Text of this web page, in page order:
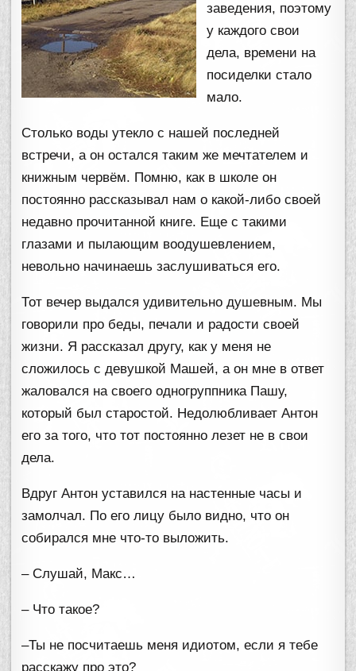
заведения, поэтому
у каждого свои
дела, времени на
посиделки стало
мало.
Столько воды утекло с нашей последней
встречи, а он остался таким же мечтателем и
книжным червём. Помню, как в школе он
постоянно рассказывал нам о какой-либо своей
недавно прочитанной книге. Еще с такими
глазами и пылающим воодушевлением,
невольно начинаешь заслушиваться его.
Тот вечер выдался удивительно душевным. Мы
говорили про беды, печали и радости своей
жизни. Я рассказал другу, как у меня не
сложилось с девушкой Машей, а он мне в ответ
жаловался на своего одногруппника Пашу,
который был старостой. Недолюбливает Антон
его за того, что тот постоянно лезет не в свои
дела.
Вдруг Антон уставился на настенные часы и
замолчал. По его лицу было видно, что он
собирался мне что-то выложить.
– Слушай, Макс…
– Что такое?
–Ты не посчитаешь меня идиотом, если я тебе
расскажу про это?